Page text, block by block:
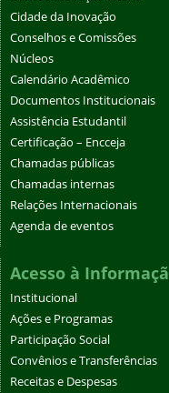
Cidade da Inovação
Conselhos e Comissões
Núcleos
Calendário Acadêmico
Documentos Institucionais
Assistência Estudantil
Certificação – Encceja
Chamadas públicas
Chamadas internas
Relações Internacionais
Agenda de eventos
Acesso à
Institucional
Ações e Programas
Participação Social
Convênios e Transferências
Receitas e Despesas